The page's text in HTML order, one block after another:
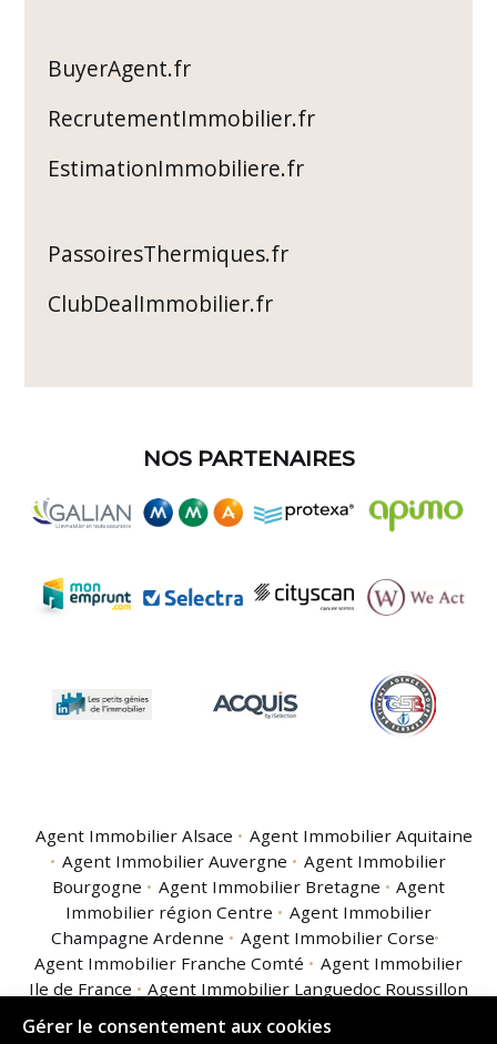
Gérer le consentement aux cookies
BuyerAgent.fr
RecrutementImmobilier.fr
EstimationImmobiliere.fr
PassoiresThermiques.fr
ClubDealImmobilier.fr
NOS PARTENAIRES
Agent Immobilier Alsace
Agent Immobilier Aquitaine
Agent Immobilier Auvergne
Agent Immobilier
Bourgogne
Agent Immobilier Bretagne
Agent
Immobilier région Centre
Agent Immobilier
Champagne Ardenne
Agent Immobilier Corse
Agent Immobilier Franche Comté
Agent Immobilier
Ile de France
Agent Immobilier Languedoc Roussillon
Agent Immobilier Limousin
Agent Immobilier